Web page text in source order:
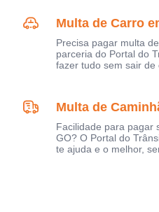
Multa de Carro
Precisa pagar multa
parceria do Portal do
fazer tudo sem sair de
Multa de
Facilidade para pagar
GO? O Portal do
te ajuda e o melhor,